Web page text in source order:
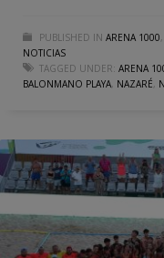
PUBLISHED IN ARENA 1000,
NOTICIAS
TAGGED UNDER: ARENA
BALONMANO PLAYA, NAZARÉ,